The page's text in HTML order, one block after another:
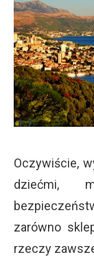
Oczywiście,
dziećmi,
zarówno
rzeczy